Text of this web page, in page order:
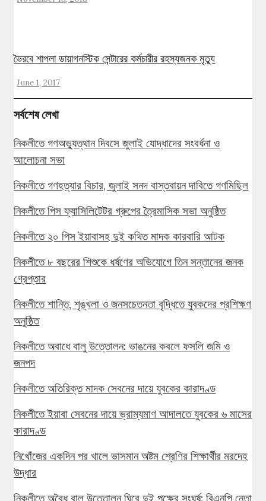
ভৈরবে শাপলা ডায়াগনস্টিক সেন্টারের কর্মচারীর রহস্যজনক মৃত্যু
June 1, 2017
সর্বশেষ লেখা
নিকলীতে গণঅভ্যুত্থান দিবসে জুলাই যোদ্ধাদের সংবর্ধনা ও
আলোচনা সভা
নিকলীতে গণহত্যার বিচার, জুলাই সনদ বাস্তবায়ন দাবিতে গণমিছিল
নিকলীতে পিস ফ্যাসিলিটেটর গ্রুপের ত্রৈমাসিক সভা অনুষ্ঠিত
নিকলীতে ২০ পিস ইয়াবাসহ দুই কথিত মাদক কারবারি আটক
নিকলীতে ৮ বছরের শিশুকে ধর্ষণের অভিযোগে তিন সন্তানের জনক
গ্রেপ্তার
নিকলীতে শান্তি, শৃঙ্খলা ও জনসচেতনতা বৃদ্ধিতে যুবকদের প্রশিক্ষণ
অনুষ্ঠিত
নিকলীতে অবাধে বালু উত্তোলন: ভাঙনের কবলে ফসলি জমি ও
জনপদ
নিকলীতে অতিরিক্ত মাদক সেবনের দায়ে যুবকের কারাদণ্ড
নিকলীতে ইয়াবা সেবনের দায়ে ভ্রাম্যমাণ আদালতে যুবকের ৬ মাসের
কারাদণ্ড
নিখোঁজের একদিন পর খালে ভাসমান অষ্টম শ্রেণির শিক্ষার্থীর মরদেহ
উদ্ধার